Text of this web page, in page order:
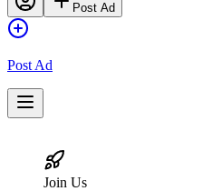
Post Ad
Post Ad
Join Us